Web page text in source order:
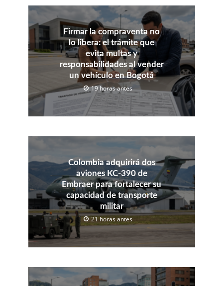
Firmar la compraventa no
lo libera: el trámite que
evita multas y
responsabilidades al vender
un vehículo en Bogotá
19 horas antes
Colombia adquirirá dos
aviones KC-390 de
Embraer para fortalecer su
capacidad de transporte
militar
21 horas antes